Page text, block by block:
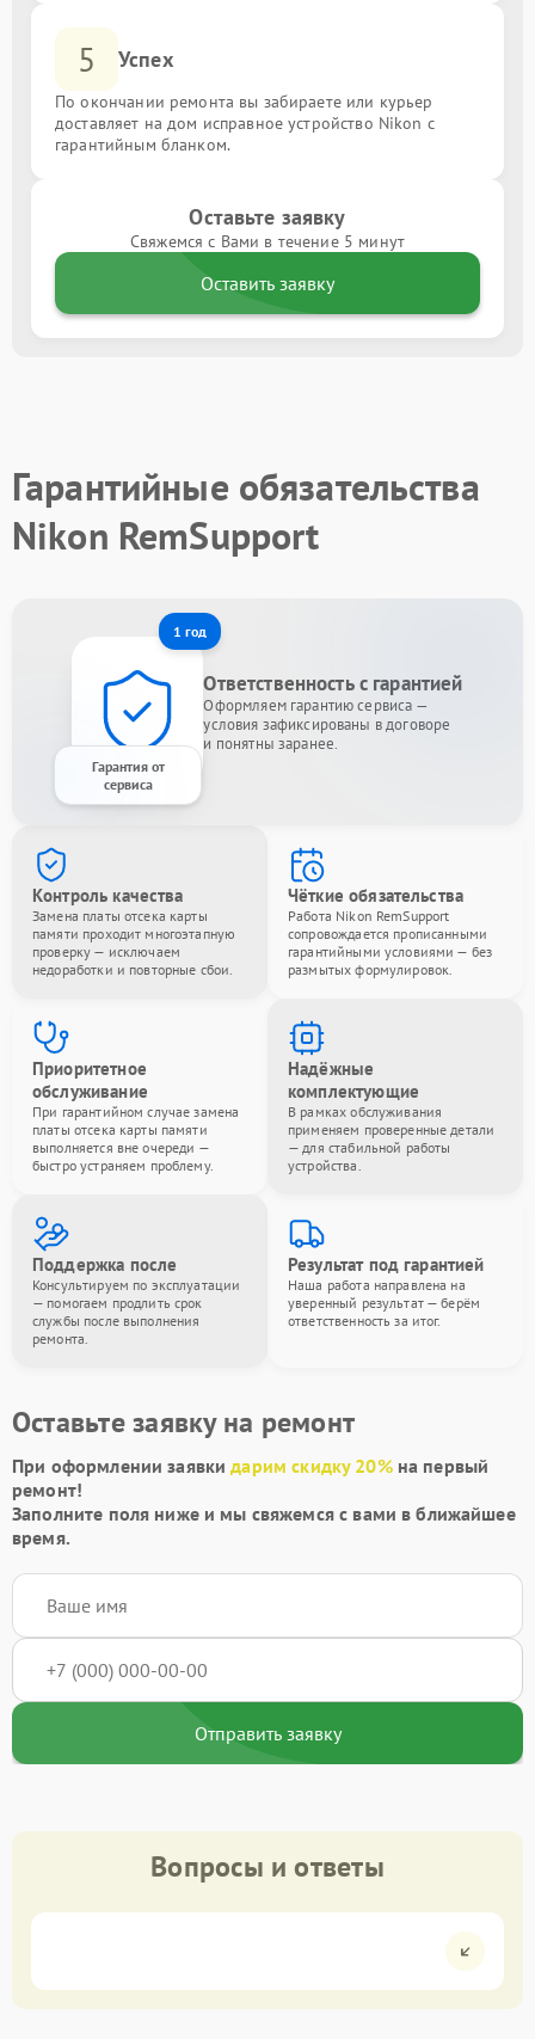
5 Успех
По окончании ремонта вы забираете или курьер
доставляет на дом исправное устройство Nikon с
гарантийным бланком.
Оставьте заявку
Свяжемся с Вами в течение 5 минут
Оставить заявку
Гарантийные обязательства
Nikon RemSupport
1 год
Гарантия от
сервиса
Ответственность с гарантией
Оформляем гарантию сервиса —
условия зафиксированы в договоре
и понятны заранее.
Контроль качества
Замена платы отсека карты
памяти проходит многоэтапную
проверку — исключаем
недоработки и повторные сбои.
Чёткие обязательства
Работа Nikon RemSupport
сопровождается прописанными
гарантийными условиями — без
размытых формулировок.
Приоритетное
обслуживание
При гарантийном случае замена
платы отсека карты памяти
выполняется вне очереди —
быстро устраняем проблему.
Надёжные
комплектующие
В рамках обслуживания
применяем проверенные детали
— для стабильной работы
устройства.
Поддержка после
Консультируем по эксплуатации
— помогаем продлить срок
службы после выполнения
ремонта.
Результат под гарантией
Наша работа направлена на
уверенный результат — берём
ответственность за итог.
Оставьте заявку на ремонт
При оформлении заявкидарим скидку 20%на первый
ремонт!
Заполните поля ниже и мы свяжемся с вами в ближайшее
время.
Отправить заявку
Вопросы и ответы